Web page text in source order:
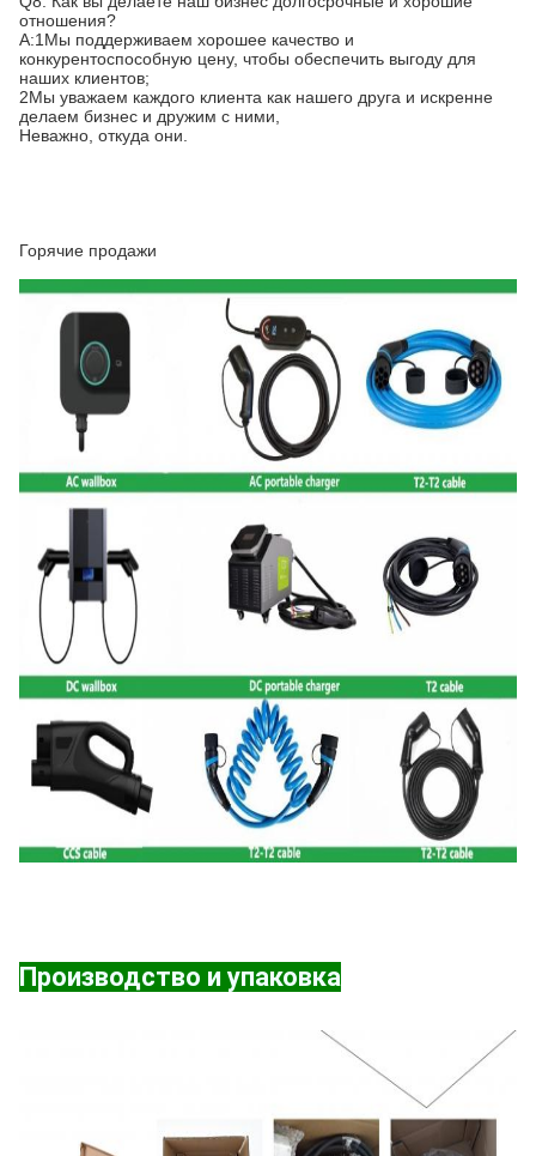
отношения?
А:1Мы поддерживаем хорошее качество и
конкурентоспособную цену, чтобы обеспечить выгоду для
наших клиентов;
2Мы уважаем каждого клиента как нашего друга и искренне
делаем бизнес и дружим с ними,
Неважно, откуда они.
Горячие продажи
Производство и упаковка